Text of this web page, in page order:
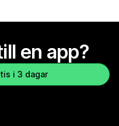
en app?
i 3 dagar